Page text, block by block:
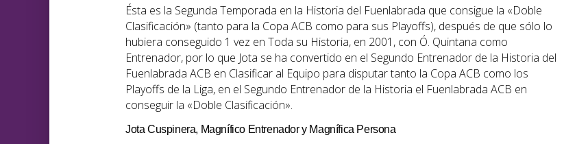
Ésta es la Segunda Temporada en la Historia del Fuenlabrada que consigue la «Doble
Clasificación» (tanto para la Copa ACB como para sus Playoffs), después de que sólo lo
hubiera conseguido 1 vez en Toda su Historia, en 2001, con Ó. Quintana como
Entrenador, por lo que Jota se ha convertido en el Segundo Entrenador de la Historia del
Fuenlabrada ACB en Clasificar al Equipo para disputar tanto la Copa ACB como los
Playoffs de la Liga, en el Segundo Entrenador de la Historia el Fuenlabrada ACB en
conseguir la «Doble Clasificación».
Jota Cuspinera, Magnífico Entrenador y Magnífica Persona